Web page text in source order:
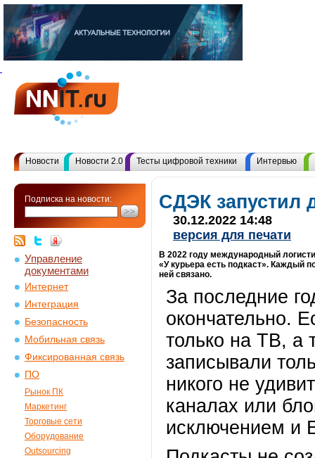
Новости Новости 2.0 Тесты цифровой техники Интервью
Подписка на новости:
Управление
документами
Интернет
Интеграция
Безопасность
Мобильная связь
Фиксированная связь
ПО
Рынок ПК
Маркетинг
Торговые сети
Оборудование
Outsourcing
СДЭК запустил
30.12.2022 14:48
версия для печати
В 2022 году международный
«У курьера есть подкаст». Каждый
ней связано.
За последние
окончательно.
только на ТВ, а
записывали
никого не
каналах или
исключением и